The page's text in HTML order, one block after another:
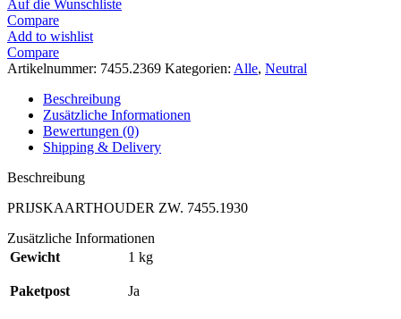
Auf die Wunschliste
Compare
Add to wishlist
Compare
Artikelnummer: 7455.2369 Kategorien: Alle, Neutral
Beschreibung
Zusätzliche Informationen
Bewertungen (0)
Shipping & Delivery
Beschreibung
PRIJSKAARTHOUDER ZW. 7455.1930
Zusätzliche Informationen
Gewicht
1 kg
Paketpost Ja